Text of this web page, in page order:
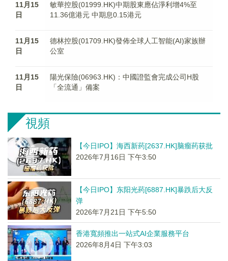
11月15
日
敏華控股(01999.HK)中期股東應佔淨利增4%至
11.36億港元 中期息0.15港元
11月15
日
德林控股(01709.HK)發佈全球人工智能(AI)家族辦
公室
11月15
日
陽光保險(06963.HK)：中國證監會完成公司H股
「全流通」備案
視頻
【今日IPO】海西新药[2637.HK]脑瘤药获批
2026年7月16日 下午3:50
【今日IPO】东阳光药[6887.HK]暴跌后大反
弹
2026年7月21日 下午5:50
香港寬頻推出一站式AI企業服務平台
2026年8月4日 下午3:03